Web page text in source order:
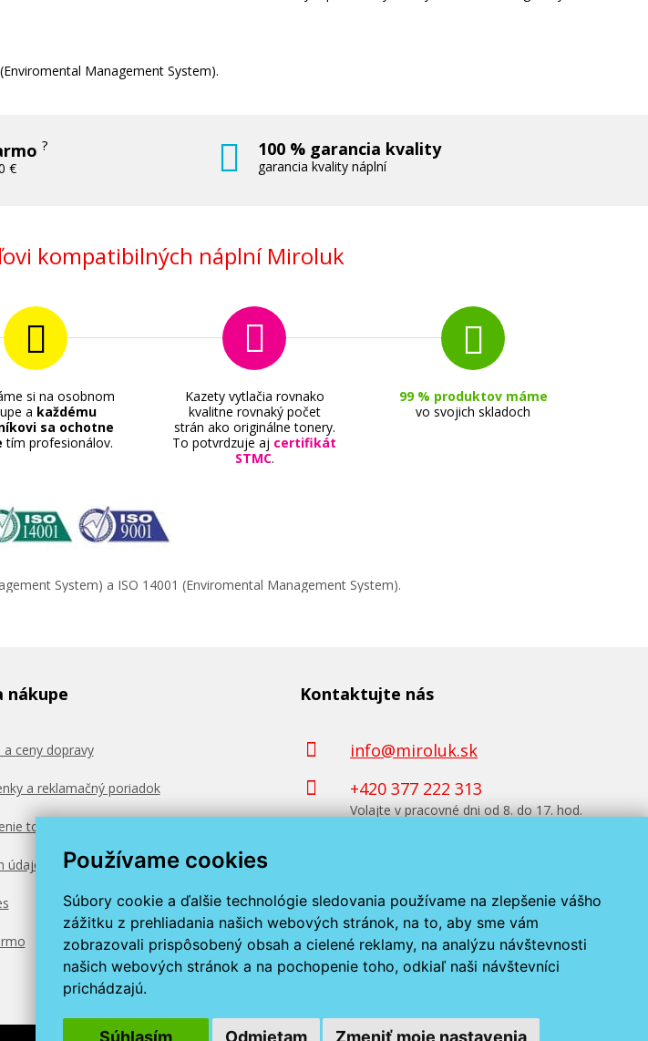
Používame cookies
Súbory cookie a ďalšie technológie sledovania používame na zlepšenie vášho
zážitku z prehliadania našich webových stránok, na to, aby sme vám
zobrazovali prispôsobený obsah a cielené reklamy, na analýzu návštevnosti
našich webových stránok a na pochopenie toho, odkiaľ naši návštevníci
prichádzajú.
Súhlasím Odmietam Zmeniť moje nastavenia
111,90 €
Management System).
?
€
100 % garancia kvality
garancia kvality náplní
kompatibilných náplní Miroluk
si na osobnom
a každému
sa ochotne
tím profesionálov.
Kazety vytlačia rovnako
kvalitne rovnaký počet
strán ako originálne tonery.
To potvrdzuje aj certifikát
STMC.
99 % produktov máme
vo svojich skladoch
System) a ISO 14001 (Enviromental Management System).
nákupe
ceny dopravy
a reklamačný poriadok
tovaru
Kontaktujte nás
info@miroluk.sk
+420 377 222 313
Volajte v pracovné dni od 8. do 17. hod.